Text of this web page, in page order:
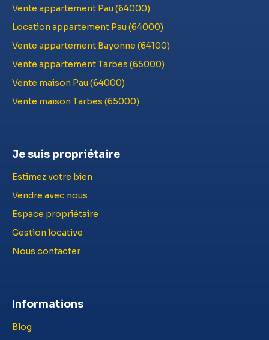
Vente appartement Pau (64000)
Location appartement Pau (64000)
Vente appartement Bayonne (64100)
Vente appartement Tarbes (65000)
Vente maison Pau (64000)
Vente maison Tarbes (65000)
Je suis propriétaire
Estimez votre bien
Vendre avec nous
Espace propriétaire
Gestion locative
Nous contacter
Informations
Blog